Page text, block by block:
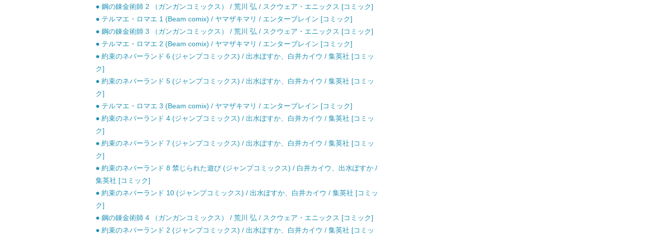
● 鋼の錬金術師 2 （ガンガンコミックス） / 荒川 弘 / スクウェア・エニックス [コミック]
● テルマエ・ロマエ 1 (Beam comix) / ヤマザキマリ / エンターブレイン [コミック]
● 鋼の錬金術師 3 （ガンガンコミックス） / 荒川 弘 / スクウェア・エニックス [コミック]
● テルマエ・ロマエ 2 (Beam comix) / ヤマザキマリ / エンターブレイン [コミック]
● 約束のネバーランド 6 (ジャンプコミックス) / 出水ぽすか、白井カイウ / 集英社 [コミッ
ク]
● 約束のネバーランド 5 (ジャンプコミックス) / 出水ぽすか、白井カイウ / 集英社 [コミッ
ク]
● テルマエ・ロマエ 3 (Beam comix) / ヤマザキマリ / エンターブレイン [コミック]
● 約束のネバーランド 4 (ジャンプコミックス) / 出水ぽすか、白井カイウ / 集英社 [コミッ
ク]
● 約束のネバーランド 7 (ジャンプコミックス) / 出水ぽすか、白井カイウ / 集英社 [コミッ
ク]
● 約束のネバーランド 8 禁じられた遊び (ジャンプコミックス) / 白井カイウ、出水ぽすか /
集英社 [コミック]
● 約束のネバーランド 10 (ジャンプコミックス) / 出水ぽすか、白井カイウ / 集英社 [コミッ
ク]
● 鋼の錬金術師 4 （ガンガンコミックス） / 荒川 弘 / スクウェア・エニックス [コミック]
● 約束のネバーランド 2 (ジャンプコミックス) / 出水ぽすか、白井カイウ / 集英社 [コミッ